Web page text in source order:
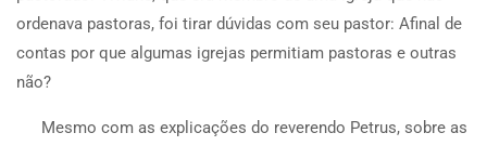
ordenava pastoras, foi tirar dúvidas com seu pastor: Afinal de
contas por que algumas igrejas permitiam pastoras e outras
não?
Mesmo com as explicações do reverendo Petrus, sobre as